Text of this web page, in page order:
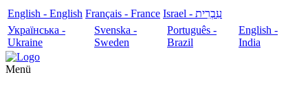
English - English Français - France
עִבְרִית - Israel
Українська -
Ukraine
Svenska -
Sweden
Português -
Brazil
English -
India
Menü